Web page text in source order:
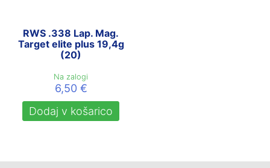
RWS .338 Lap. Mag.
Target elite plus 19,4g
(20)
Na zalogi
6,50 €
Dodaj v košarico